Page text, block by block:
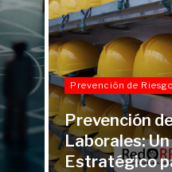
Prevención de
Prevención
Laborales:
Estratégico